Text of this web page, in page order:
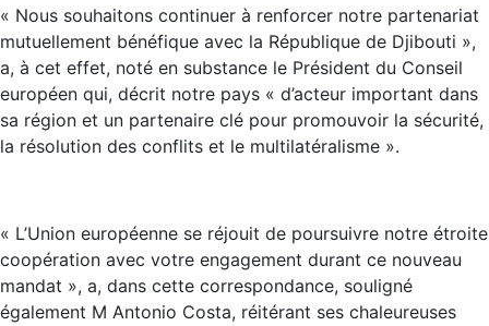
« Nous souhaitons continuer à renforcer notre partenariat
mutuellement bénéfique avec la République de Djibouti »,
a, à cet effet, noté en substance le Président du Conseil
européen qui, décrit notre pays « d’acteur important dans
sa région et un partenaire clé pour promouvoir la sécurité,
la résolution des conflits et le multilatéralisme ».
« L’Union européenne se réjouit de poursuivre notre étroite
coopération avec votre engagement durant ce nouveau
mandat », a, dans cette correspondance, souligné
également M Antonio Costa, réitérant ses chaleureuses